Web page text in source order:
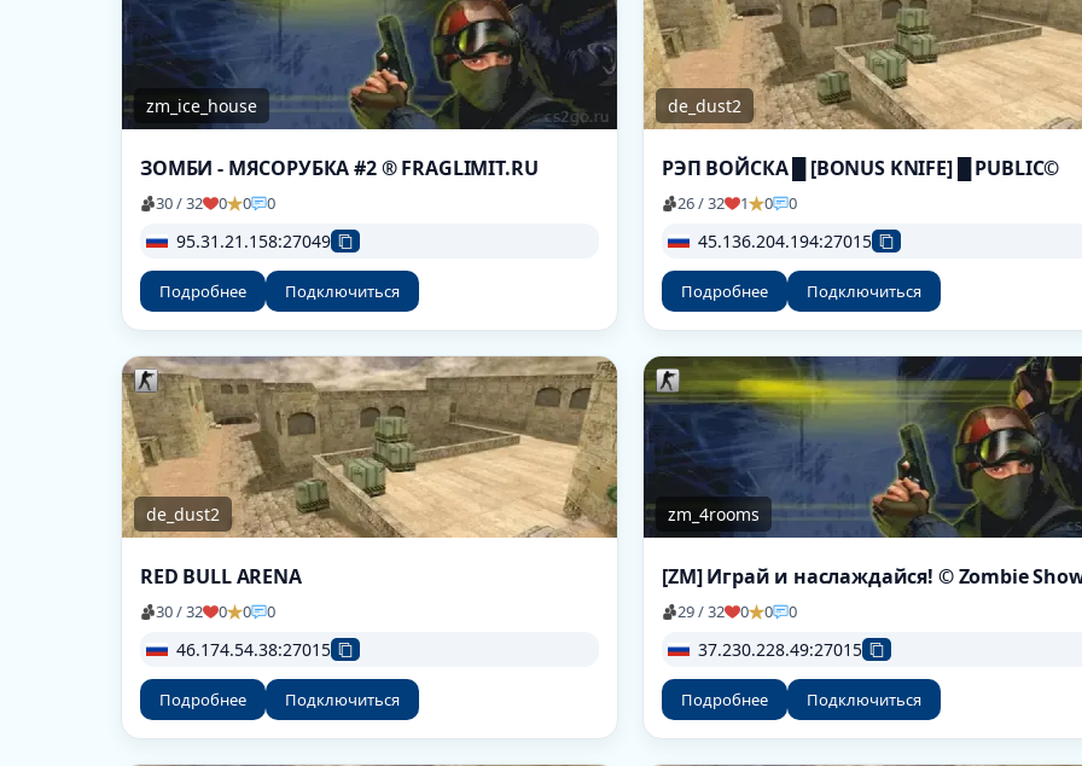
zm_ice_house
ЗОМБИ - МЯСОРУБКА #2 ® FRAGLIMIT.RU
30 / 32 0 0 0
95.31.21.158:27049
Подробнее Подключиться
de_dust2
РЭП ВОЙСКА █ [BONUS KNIFE] █ PUBLIC©
26 / 32 1 0 0
45.136.204.194:27015
Подробнее Подключиться
de_dust2
RED BULL ARENA
30 / 32 0 0 0
46.174.54.38:27015
Подробнее Подключиться
zm_4rooms
[ZM] Играй и наслаждайся! © Zombie
29 / 32 0 0 0
37.230.228.49:27015
Подробнее Подключиться